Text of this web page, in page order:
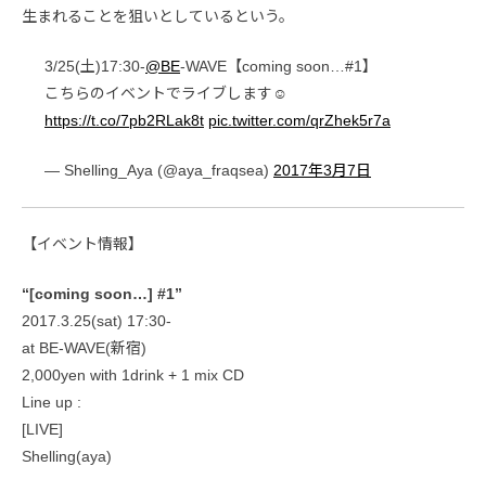
生まれることを狙いとしているという。
3/25(土)17:30-@BE-WAVE【coming soon…#1】
こちらのイベントでライブします☺︎
https://t.co/7pb2RLak8t pic.twitter.com/qrZhek5r7a
— Shelling_Aya (@aya_fraqsea) 2017年3月7日
【イベント情報】
“[coming soon…] #1”
2017.3.25(sat) 17:30-
at BE-WAVE(新宿)
2,000yen with 1drink + 1 mix CD
Line up :
[LIVE]
Shelling(aya)